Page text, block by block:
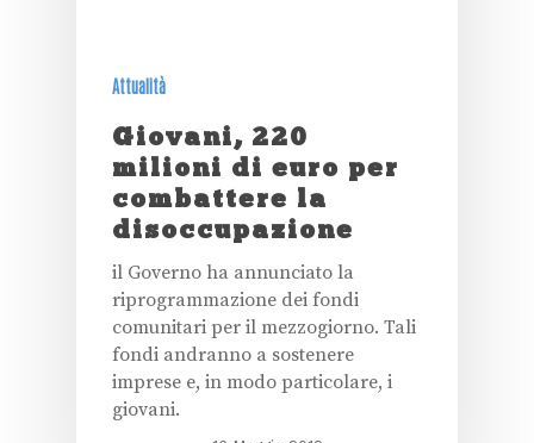
Attualità
Giovani, 220
milioni di euro per
combattere la
disoccupazione
il Governo ha annunciato la
riprogrammazione dei fondi
comunitari per il mezzogiorno. Tali
fondi andranno a sostenere
imprese e, in modo particolare, i
giovani.